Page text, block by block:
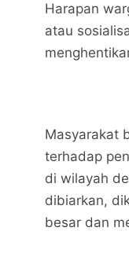
Harapan
atau
Masyarakat
terhadap
di wilayah
dibiarkan,
besar dan